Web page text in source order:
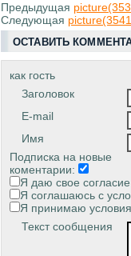
Предыдущая
Следующая
ОСТАВИТЬ
как гость
Заголовок
E-mail
Имя
Подписка на новые
коментарии:
Я даю свое
Я соглашаюсь с
Я принимаю условия
Текст сообщения